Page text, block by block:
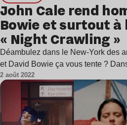
John Cale rend
Bowie et surtout à
« Night Crawling »
Déambulez dans le New-York des
et David Bowie ça vous tente ?
2 août 2022